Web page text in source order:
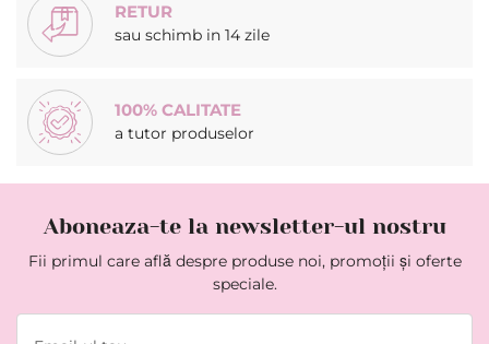
RETUR
sau schimb in 14 zile
100% CALITATE
a tutor produselor
Aboneaza-te la newsletter-ul nostru
Fii primul care află despre produse noi, promoții și oferte
speciale.